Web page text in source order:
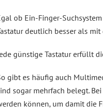
ob Ein-Finger-
deutlich besser als
günstige Tastatur erfüllt
gibt es häufig auch
sogar mehrfach belegt.
können, um damit die